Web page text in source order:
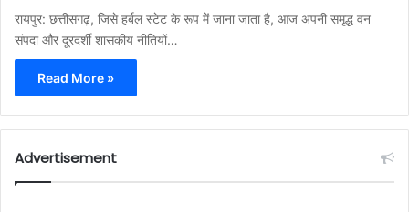
रायपुर: छत्तीसगढ़, जिसे हर्बल स्टेट के रूप में जाना जाता है, आज अपनी समृद्ध वन
संपदा और दूरदर्शी शासकीय नीतियों…
Read More »
Advertisement